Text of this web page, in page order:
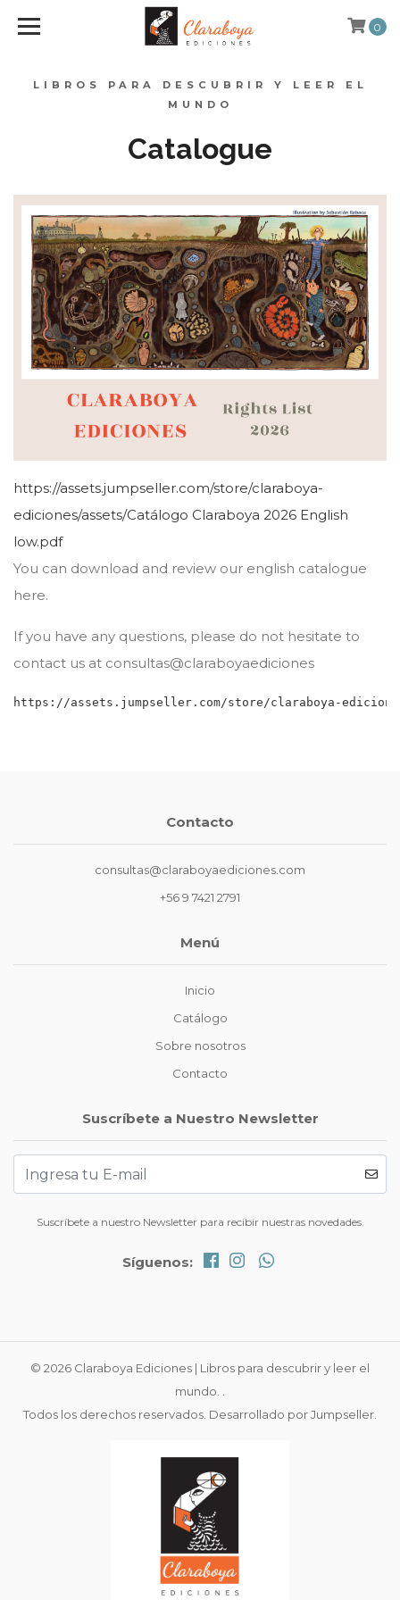
LIBROS PARA DESCUBRIR Y LEER EL
MUNDO
0
Catalogue
https://assets.jumpseller.com/store/claraboya-
ediciones/assets/Catálogo Claraboya 2026 English
low.pdf
You can download and review our english catalogue
here.
If you have any questions, please do not hesitate to
contact us at consultas@claraboyaediciones
https://assets.jumpseller.com/store/claraboya-
Contacto
consultas@claraboyaediciones.com
+56 9 7421 2791
Menú
Inicio
Catálogo
Sobre nosotros
Contacto
Suscríbete a Nuestro Newsletter
Suscríbete a nuestro Newsletter para recibir nuestras novedades.
Síguenos:
© 2026 Claraboya Ediciones | Libros para descubrir y leer el
mundo. .
Todos los derechos reservados. Desarrollado por Jumpseller.